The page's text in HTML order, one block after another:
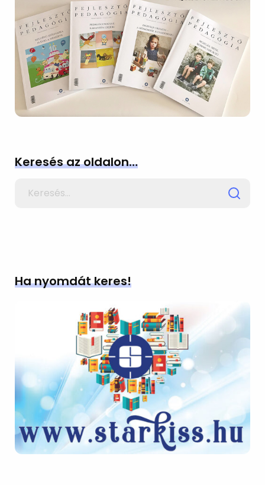
Keresés az oldalon…
Ha nyomdát keres!